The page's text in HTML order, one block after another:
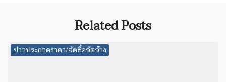
Related Posts
ข่าวประกวดราคา/จัดซื้อจัดจ้าง